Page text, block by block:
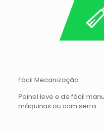
Fácil Mecanização
Painel leve e de fácil
máquinas ou com serra